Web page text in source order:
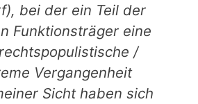
bei der ein Teil der
Funktionsträger eine
/
Vergangenheit
Sicht haben sich